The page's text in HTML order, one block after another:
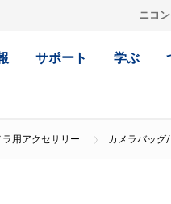
ニコ
サポート 学ぶ
ラ用アクセサリー カメラバッグ